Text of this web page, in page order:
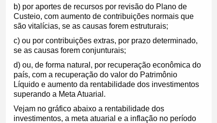
b) por aportes de recursos por revisão do Plano de
Custeio, com aumento de contribuições normais que
são vitalícias, se as causas forem estruturais;
c) ou por contribuições extras, por prazo determinado,
se as causas forem conjunturais;
d) ou, de forma natural, por recuperação econômica do
país, com a recuperação do valor do Patrimônio
Líquido e aumento da rentabilidade dos investimentos
superando a Meta Atuarial.
Vejam no gráfico abaixo a rentabilidade dos
investimentos, a meta atuarial e a inflação no período